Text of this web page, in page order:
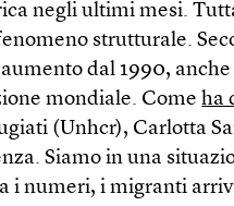
negli ultimi mesi.
strutturale.
dal 1990,
mondiale. Comeha
(Unhcr), Carlotta
Siamo in una
i numeri, i migranti